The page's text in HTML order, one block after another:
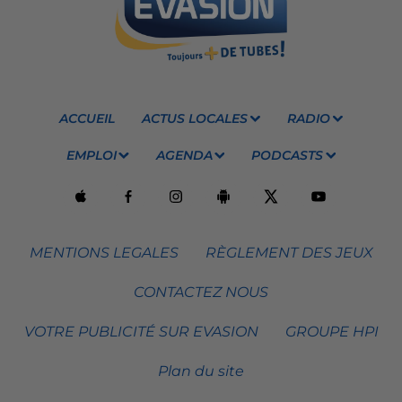
ACCUEIL ACTUS LOCALES RADIO
EMPLOI AGENDA PODCASTS
MENTIONS LEGALES RÈGLEMENT DES JEUX
CONTACTEZ NOUS
VOTRE PUBLICITÉ SUR EVASION GROUPE HPI
Plan du site